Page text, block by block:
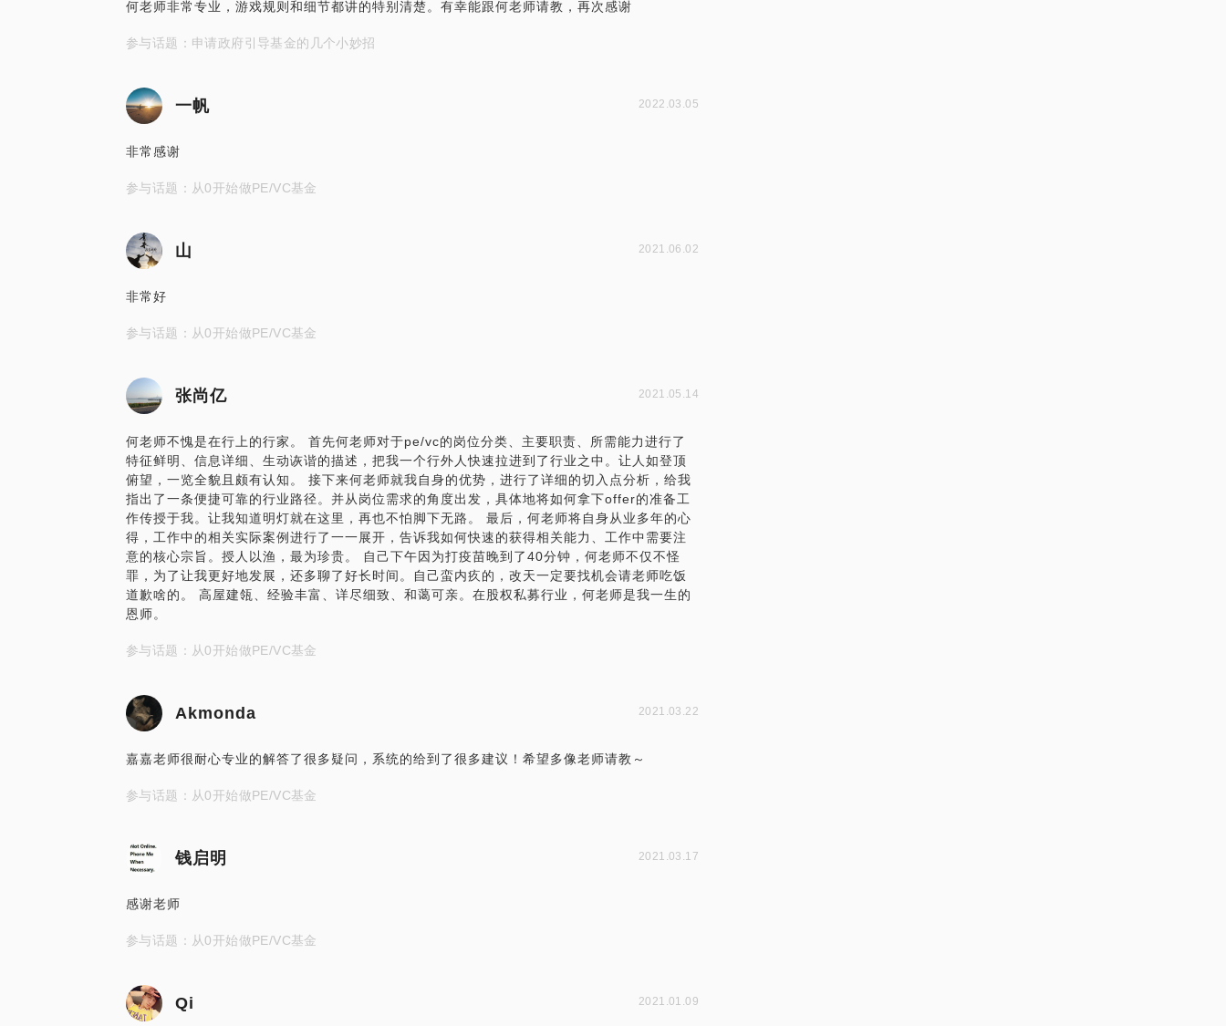
何老师非常专业，游戏规则和细节都讲的特别清楚。有幸能跟何老师请教，再次感谢
参与话题：申请政府引导基金的几个小妙招
一帆 2022.03.05
非常感谢
参与话题：从0开始做PE/VC基金
山 2021.06.02
非常好
参与话题：从0开始做PE/VC基金
张尚亿 2021.05.14
何老师不愧是在行上的行家。 首先何老师对于pe/vc的岗位分类、主要职责、所需能力进行了
特征鲜明、信息详细、生动诙谐的描述，把我一个行外人快速拉进到了行业之中。让人如登顶
俯望，一览全貌且颇有认知。 接下来何老师就我自身的优势，进行了详细的切入点分析，给我
指出了一条便捷可靠的行业路径。并从岗位需求的角度出发，具体地将如何拿下offer的准备工
作传授于我。让我知道明灯就在这里，再也不怕脚下无路。 最后，何老师将自身从业多年的心
得，工作中的相关实际案例进行了一一展开，告诉我如何快速的获得相关能力、工作中需要注
意的核心宗旨。授人以渔，最为珍贵。 自己下午因为打疫苗晚到了40分钟，何老师不仅不怪
罪，为了让我更好地发展，还多聊了好长时间。自己蛮内疚的，改天一定要找机会请老师吃饭
道歉啥的。 高屋建瓴、经验丰富、详尽细致、和蔼可亲。在股权私募行业，何老师是我一生的
恩师。
参与话题：从0开始做PE/VC基金
Akmonda 2021.03.22
嘉嘉老师很耐心专业的解答了很多疑问，系统的给到了很多建议！希望多像老师请教～
参与话题：从0开始做PE/VC基金
钱启明 2021.03.17
感谢老师
参与话题：从0开始做PE/VC基金
Qi 2021.01.09